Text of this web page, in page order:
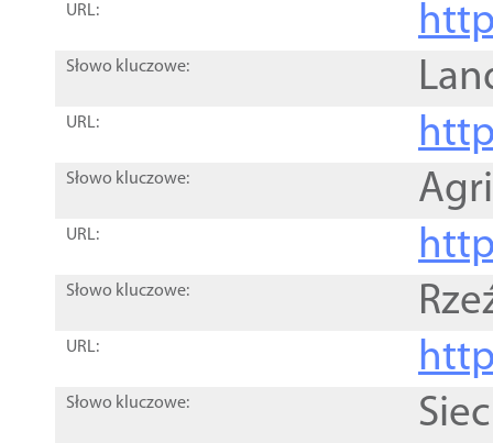
URL:
Słowo kluczowe:
URL:
Słowo kluczowe:
URL:
Słowo kluczowe:
URL:
Słowo kluczowe: